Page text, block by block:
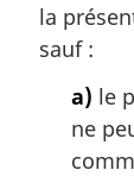
g
i
la
sauf :
a) le
ne